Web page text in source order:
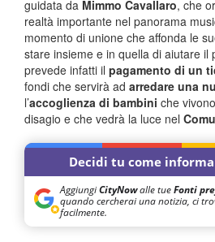
guidata da Mimmo Cavallaro, che
realtà importante nel panorama
momento di unione che affonda le
stare insieme e in quella di aiutare il
prevede infatti il pagamento di un
fondi che servirà ad arredare una
l’accoglienza di bambini che
disagio e che vedrà la luce nel
Decidi tu come
AggiungiCityNowalle tueFonti
quando cercherai una notizia, ci
facilmente.